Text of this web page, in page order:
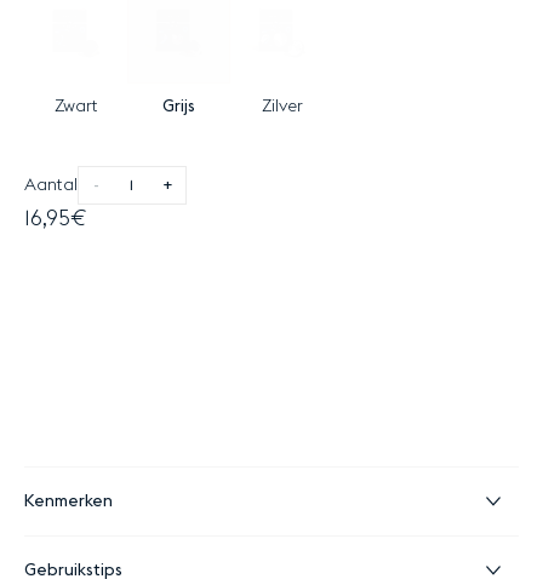
Zwart Grijs Zilver
Aantal - +
16,95€
Kenmerken
Gebruikstips